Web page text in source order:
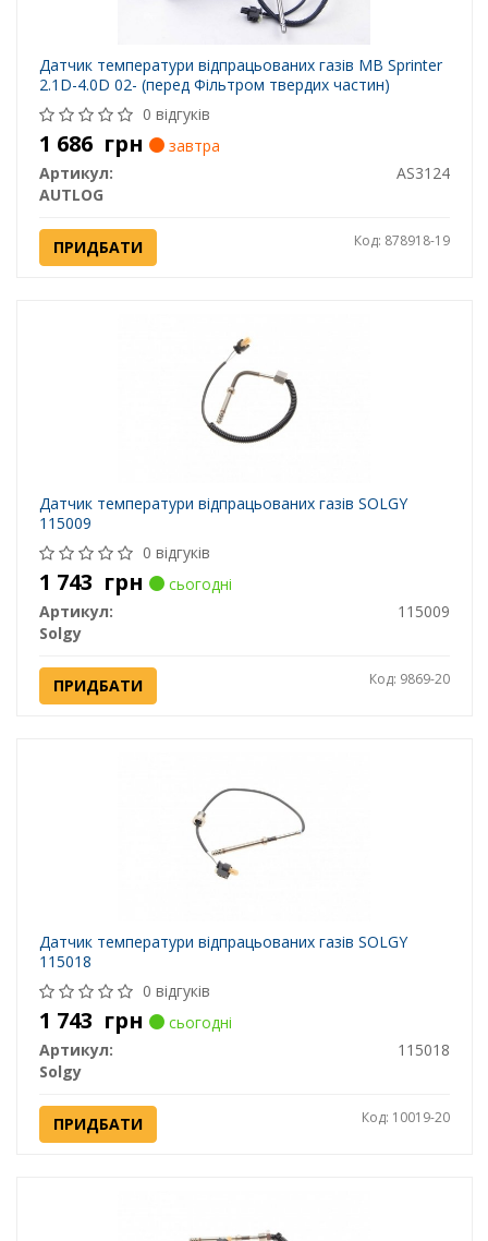
Датчик температури відпрацьованих газів MB Sprinter
2.1D-4.0D 02- (перед Фільтром твердих частин)
0 відгуків
1 686 грн
завтра
Артикул:
AS3124
AUTLOG
ПРИДБАТИ Код: 878918-19
Датчик температури відпрацьованих газів SOLGY
115009
0 відгуків
1 743 грн
сьогодні
Артикул:
115009
Solgy
ПРИДБАТИ Код: 9869-20
Датчик температури відпрацьованих газів SOLGY
115018
0 відгуків
1 743 грн
сьогодні
Артикул:
115018
Solgy
ПРИДБАТИ Код: 10019-20